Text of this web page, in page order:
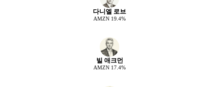
다니엘 로브
AMZN 19.4%
빌 애크먼
AMZN 17.4%